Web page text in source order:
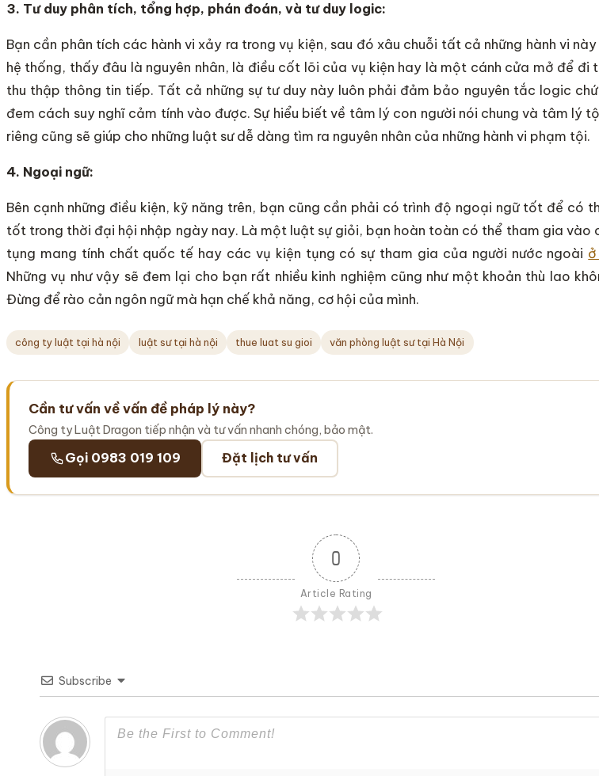
3. Tư duy phân tích, tổng hợp, phán đoán, và tư duy logic:
Bạn cần phân tích các hành vi xảy ra trong vụ kiện, sau đó xâu chuỗi tất cả những hành vi
hệ thống, thấy đâu là nguyên nhân, là điều cốt lõi của vụ kiện hay là một cánh cửa mở để đi
thu thập thông tin tiếp. Tất cả những sự tư duy này luôn phải đảm bảo nguyên tắc logic
đem cách suy nghĩ cảm tính vào được. Sự hiểu biết về tâm lý con người nói chung và tâm lý
riêng cũng sẽ giúp cho những luật sư dễ dàng tìm ra nguyên nhân của những hành vi phạm tội.
4. Ngoại ngữ:
Bên cạnh những điều kiện, kỹ năng trên, bạn cũng cần phải có trình độ ngoại ngữ tốt để có
tốt trong thời đại hội nhập ngày nay. Là một luật sự giỏi, bạn hoàn toàn có thể tham gia vào
tụng mang tính chất quốc tế hay các vụ kiện tụng có sự tham gia của người nước ngoài
Những vụ như vậy sẽ đem lại cho bạn rất nhiều kinh nghiệm cũng như một khoản thù lao
Đừng để rào cản ngôn ngữ mà hạn chế khả năng, cơ hội của mình.
công ty luật tại hà nội luật sư tại hà nội thue luat su gioi văn phòng luật sư tại Hà Nội
Cần tư vấn về vấn đề pháp lý này?
Công ty Luật Dragon tiếp nhận và tư vấn nhanh chóng, bảo mật.
Gọi 0983 019 109 Đặt lịch tư vấn
0
Article Rating
Subscribe